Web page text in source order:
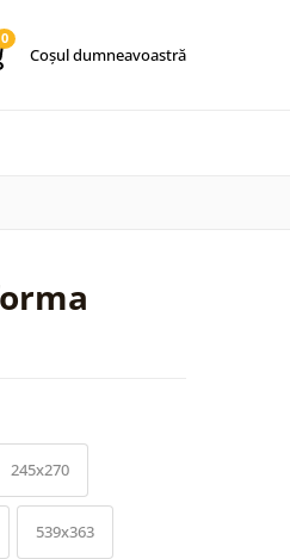
0
Coşul dumneavoastră
245x270
539x363